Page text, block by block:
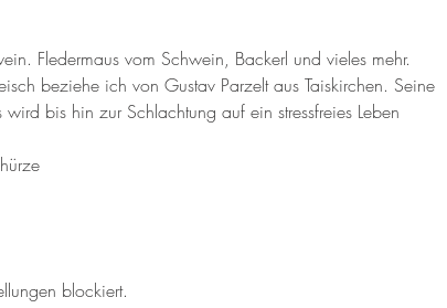
Fledermaus vom Schwein, Backerl und vieles mehr.
beziehe ich von Gustav Parzelt aus Taiskirchen. Seine
bis hin zur Schlachtung auf ein stressfreies Leben
blockiert.